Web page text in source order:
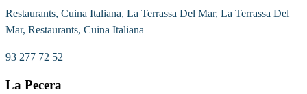
Restaurants, Cuina Italiana, La Terrassa Del Mar, La Terrassa Del
Mar, Restaurants, Cuina Italiana
93 277 72 52
La Pecera